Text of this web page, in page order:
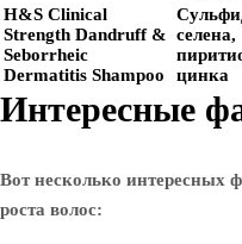
H&S Clinical
Strength Dandruff &
Seborrheic
Dermatitis Shampoo
селена,
цинка
Интересные
Вот несколько интересных
роста волос: